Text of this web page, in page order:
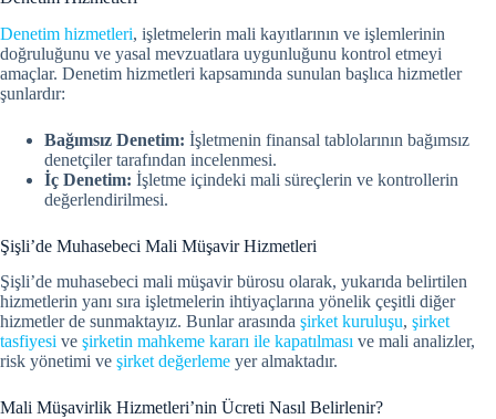
Denetim hizmetleri, işletmelerin mali kayıtlarının ve işlemlerinin
doğruluğunu ve yasal mevzuatlara uygunluğunu kontrol etmeyi
amaçlar. Denetim hizmetleri kapsamında sunulan başlıca hizmetler
şunlardır:
Bağımsız Denetim: İşletmenin finansal tablolarının bağımsız
denetçiler tarafından incelenmesi.
İç Denetim: İşletme içindeki mali süreçlerin ve kontrollerin
değerlendirilmesi.
Şişli’de Muhasebeci Mali Müşavir Hizmetleri
Şişli’de muhasebeci mali müşavir bürosu olarak, yukarıda belirtilen
hizmetlerin yanı sıra işletmelerin ihtiyaçlarına yönelik çeşitli diğer
hizmetler de sunmaktayız. Bunlar arasında şirket kuruluşu, şirket
tasfiyesi ve şirketin mahkeme kararı ile kapatılması ve mali analizler,
risk yönetimi ve şirket değerleme yer almaktadır.
Mali Müşavirlik Hizmetleri’nin Ücreti Nasıl Belirlenir?